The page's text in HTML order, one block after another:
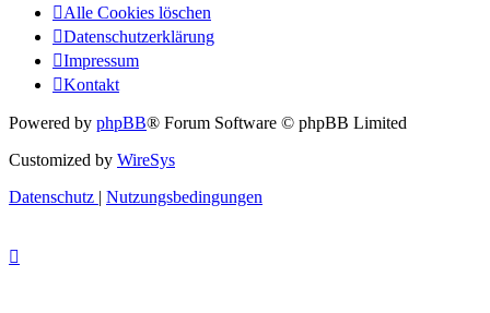
Alle Cookies löschen
Datenschutzerklärung
Impressum
Kontakt
Powered by phpBB® Forum Software © phpBB Limited
Customized by WireSys
Datenschutz | Nutzungsbedingungen